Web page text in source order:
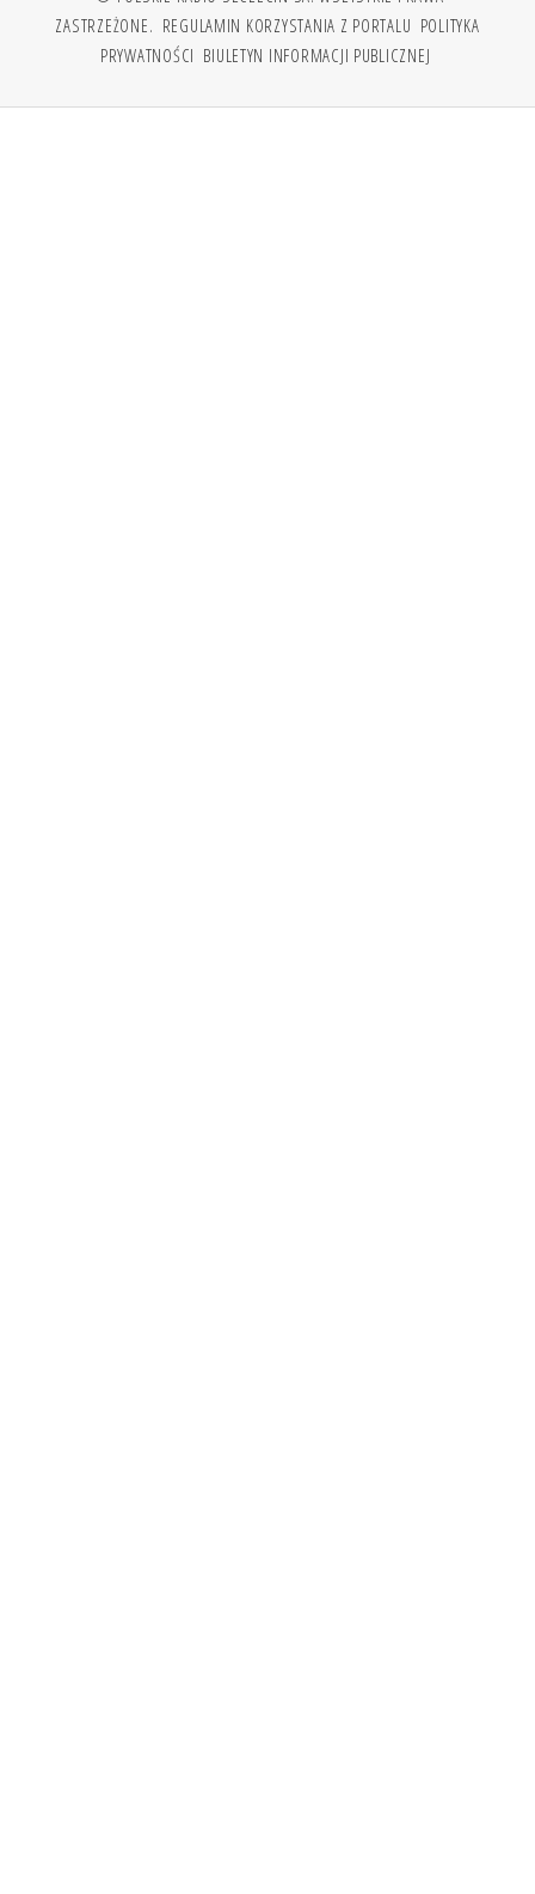
ZASTRZEŻONE. REGULAMIN KORZYSTANIA Z PORTALU POLITYKA
PRYWATNOŚCI BIULETYN INFORMACJI PUBLICZNEJ